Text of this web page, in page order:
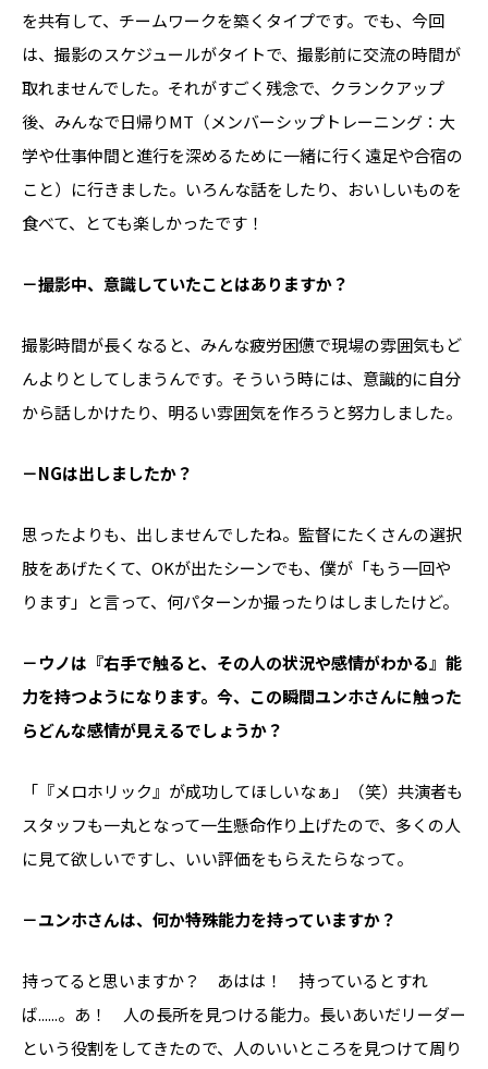
を共有して、チームワークを築くタイプです。でも、今回
は、撮影のスケジュールがタイトで、撮影前に交流の時間が
取れませんでした。それがすごく残念で、クランクアップ
後、みんなで日帰りMT（メンバーシップトレーニング：大
学や仕事仲間と進行を深めるために一緒に行く遠足や合宿の
こと）に行きました。いろんな話をしたり、おいしいものを
食べて、とても楽しかったです！
－撮影中、意識していたことはありますか？
撮影時間が長くなると、みんな疲労困憊で現場の雰囲気もど
んよりとしてしまうんです。そういう時には、意識的に自分
から話しかけたり、明るい雰囲気を作ろうと努力しました。
－NGは出しましたか？
思ったよりも、出しませんでしたね。監督にたくさんの選択
肢をあげたくて、OKが出たシーンでも、僕が「もう一回や
ります」と言って、何パターンか撮ったりはしましたけど。
－ウノは『右手で触ると、その人の状況や感情がわかる』能
力を持つようになります。今、この瞬間ユンホさんに触った
らどんな感情が見えるでしょうか？
「『メロホリック』が成功してほしいなぁ」（笑）共演者も
スタッフも一丸となって一生懸命作り上げたので、多くの人
に見て欲しいですし、いい評価をもらえたらなって。
－ユンホさんは、何か特殊能力を持っていますか？
持ってると思いますか？ あはは！ 持っているとすれ
ば......。あ！ 人の長所を見つける能力。長いあいだリーダー
という役割をしてきたので、人のいいところを見つけて周り